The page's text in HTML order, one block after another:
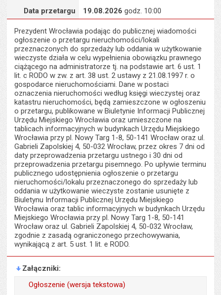
Data przetargu
19.08.2026 godz. 10:00
Prezydent Wrocławia podając do publicznej wiadomości
ogłoszenie o przetargu nieruchomości/lokali
przeznaczonych do sprzedaży lub oddania w użytkowanie
wieczyste działa w celu wypełnienia obowiązku prawnego
ciążącego na administratorze tj. na podstawie art. 6 ust. 1
lit. c RODO w zw. z art. 38 ust. 2 ustawy z 21.08.1997 r. o
gospodarce nieruchomościami. Dane w postaci
oznaczenia nieruchomości według księgi wieczystej oraz
katastru nieruchomości, będą zamieszczone w ogłoszeniu
o przetargu, publikowane w Biuletynie Informacji Publicznej
Urzędu Miejskiego Wrocławia oraz umieszczone na
tablicach informacyjnych w budynkach Urzędu Miejskiego
Wrocławia przy pl. Nowy Targ 1-8, 50-141 Wrocław oraz ul.
Gabrieli Zapolskiej 4, 50-032 Wrocław, przez okres 7 dni od
daty przeprowadzenia przetargu ustnego i 30 dni od
przeprowadzenia przetargu pisemnego. Po upływie terminu
publicznego udostępnienia ogłoszenie o przetargu
nieruchomości/lokalu przeznaczonego do sprzedaży lub
oddania w użytkowanie wieczyste zostanie usunięte z
Biuletynu Informacji Publicznej Urzędu Miejskiego
Wrocławia oraz tablic informacyjnych w budynkach Urzędu
Miejskiego Wrocławia przy pl. Nowy Targ 1-8, 50-141
Wrocław oraz ul. Gabrieli Zapolskiej 4, 50-032 Wrocław,
zgodnie z zasadą ograniczonego przechowywania,
wynikającą z art. 5 ust. 1 lit. e RODO.
Załączniki
Ogłoszenie (wersja tekstowa)